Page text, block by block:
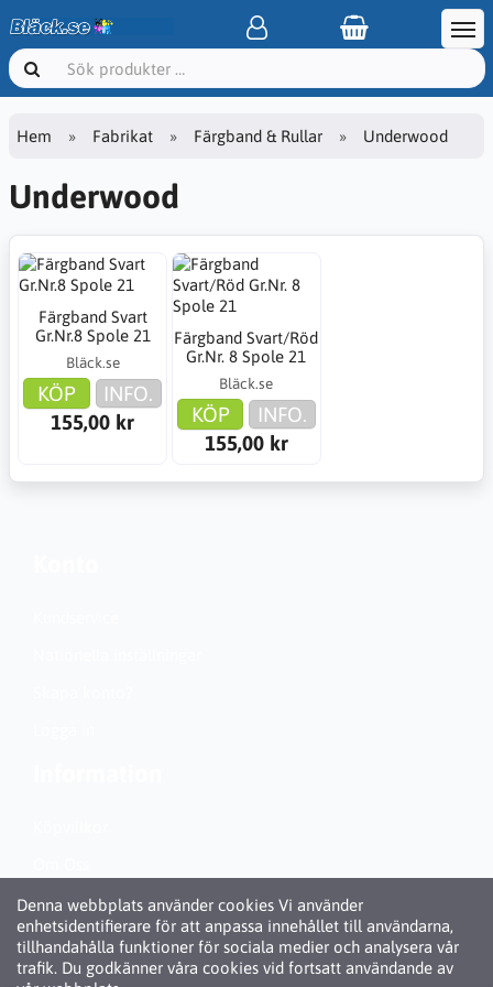
Hem Fabrikat Färgband & Rullar Underwood
Underwood
Färgband Svart
Gr.Nr.8 Spole 21
Bläck.se
KÖP
INFO.
155,00 kr
Färgband Svart/Röd
Gr.Nr. 8 Spole 21
Bläck.se
KÖP
INFO.
155,00 kr
Denna webbplats använder cookies Vi använder
enhetsidentifierare för att anpassa innehållet till användarna,
tillhandahålla funktioner för sociala medier och analysera vår
trafik. Du godkänner våra cookies vid fortsatt användande av
Personuppgiftspolicy (GDPR)
Om Cookies